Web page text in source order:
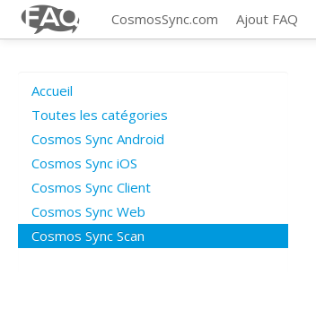
CosmosSync.com Ajout FAQ
Accueil
Toutes les catégories
Cosmos Sync Android
Cosmos Sync iOS
Cosmos Sync Client
Cosmos Sync Web
Cosmos Sync Scan